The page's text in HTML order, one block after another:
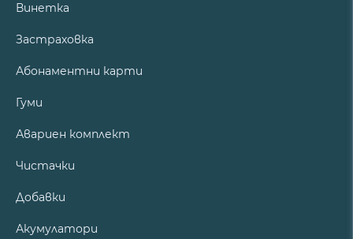
Винетка
Застраховка
Абонаментни карти
Гуми
Авариен комплект
Чистачки
Добавки
Акумулатори